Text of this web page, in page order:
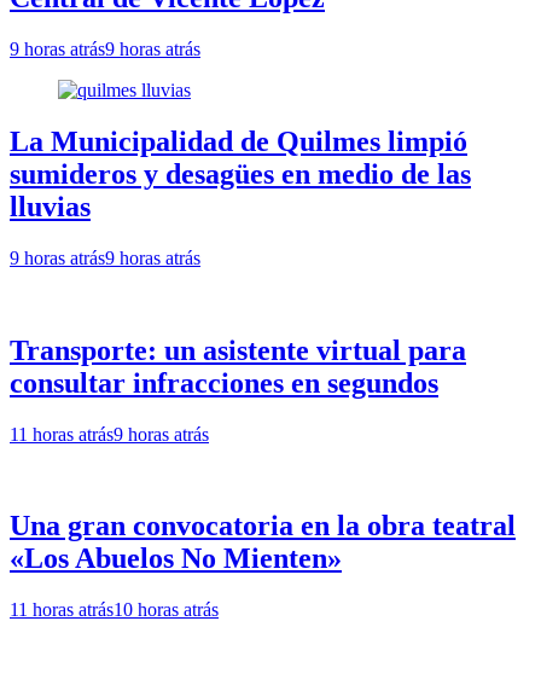
9 horas atrás9 horas atrás
La Municipalidad de Quilmes limpió
sumideros y desagües en medio de las
lluvias
9 horas atrás9 horas atrás
Transporte: un asistente virtual para
consultar infracciones en segundos
11 horas atrás9 horas atrás
Una gran convocatoria en la obra teatral
«Los Abuelos No Mienten»
11 horas atrás10 horas atrás